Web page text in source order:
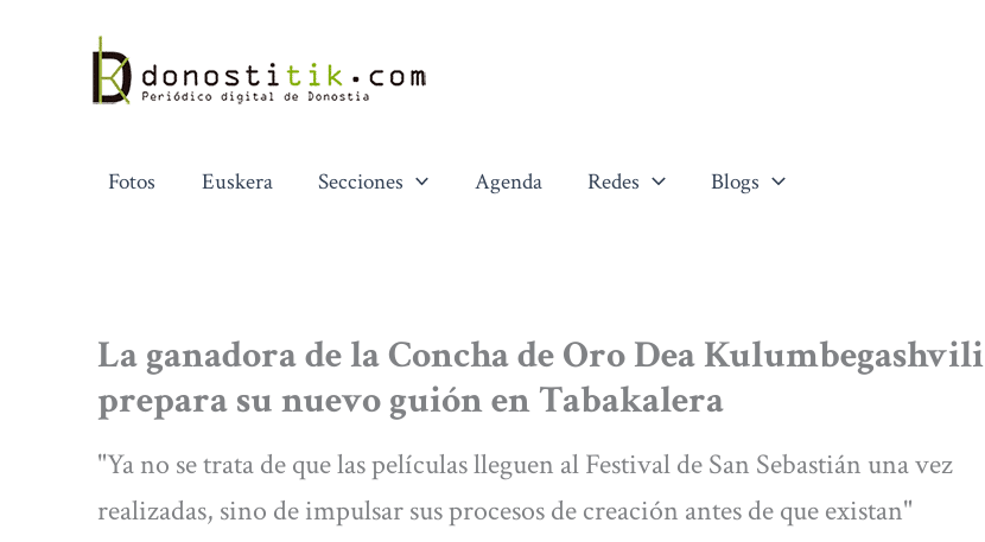
contenido
Fotos Euskera Secciones Agenda Redes Blogs
La ganadora de la Concha de Oro Dea Kulumbegashvili
prepara su nuevo guión en Tabakalera
"Ya no se trata de que las películas lleguen al Festival de San Sebastián una vez
realizadas, sino de impulsar sus procesos de creación antes de que existan"